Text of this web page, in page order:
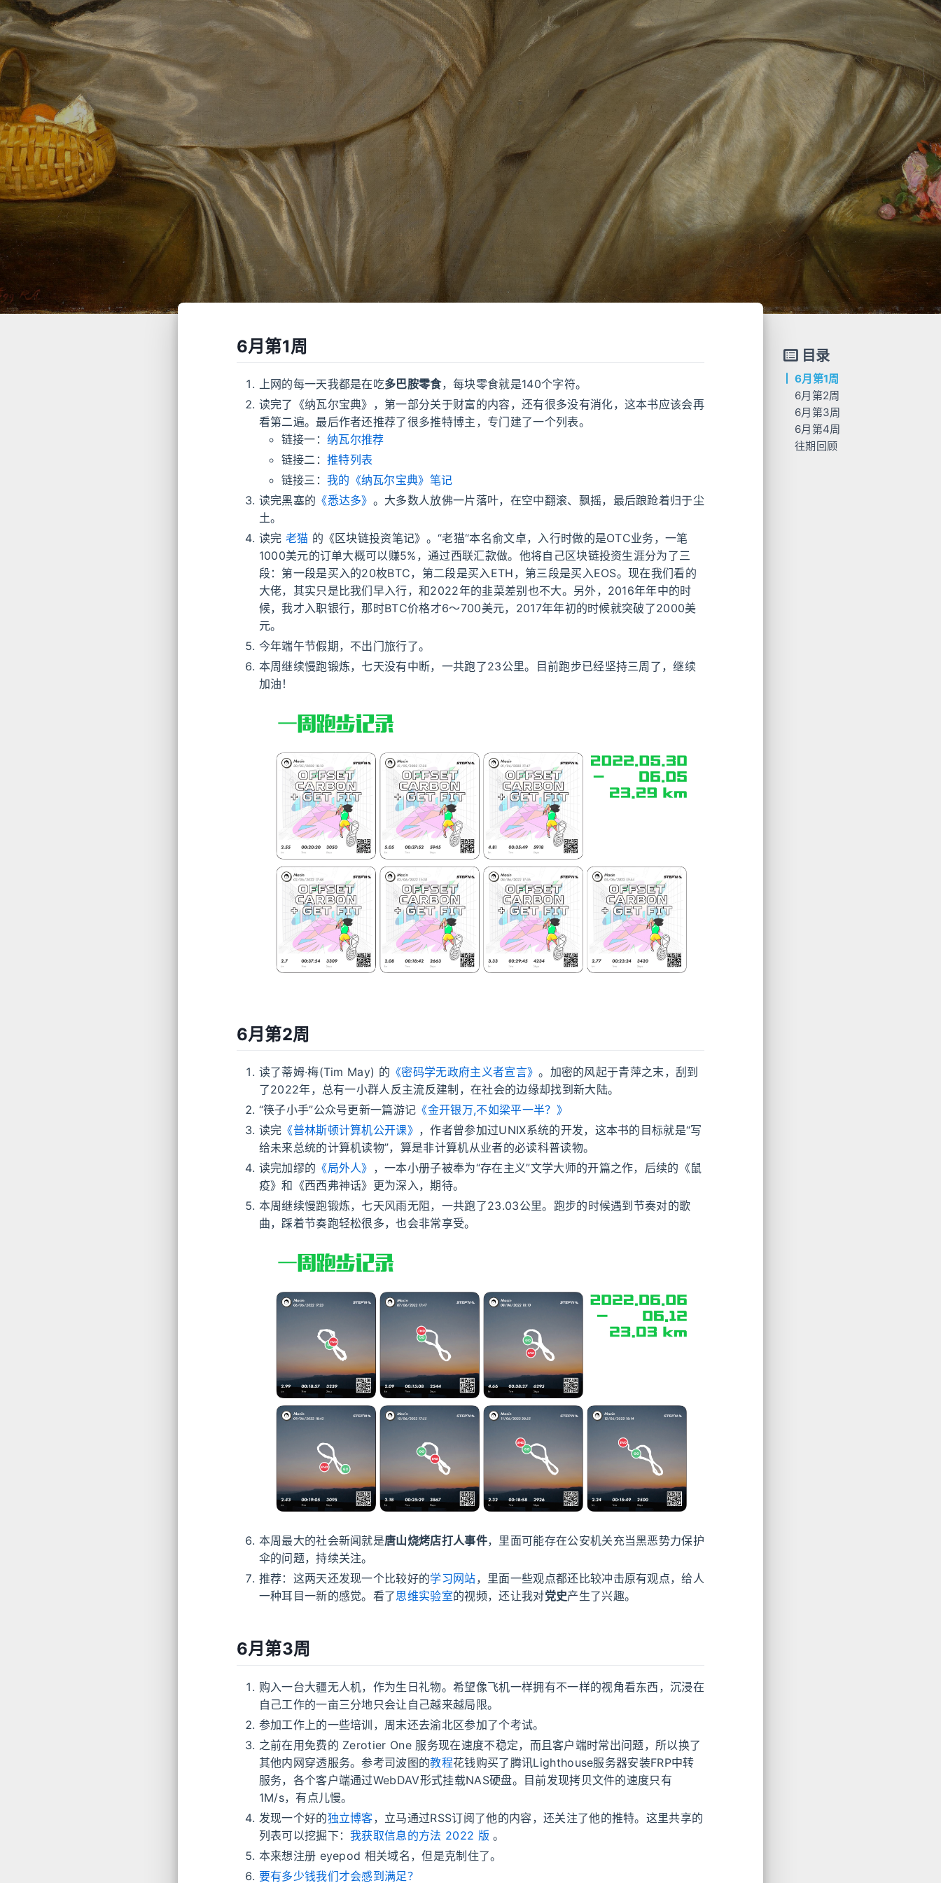
6月第1周
上网的每一天我都是在吃多巴胺零食，每块零食就是140个字符。
读完了《纳瓦尔宝典》，第一部分关于财富的内容，还有很多没有消化，这本书应该会再
看第二遍。最后作者还推荐了很多推特博主，专门建了一个列表。
链接一： 纳瓦尔推荐
链接二： 推特列表
链接三： 我的《纳瓦尔宝典》笔记
读完黑塞的 《悉达多》 。大多数人放佛一片落叶，在空中翻滚、飘摇，最后踉跄着归于尘
土。
读完 老猫 的《区块链投资笔记》。“老猫“本名俞文卓，入行时做的是OTC业务，一笔
1000美元的订单大概可以赚5%，通过西联汇款做。他将自己区块链投资生涯分为了三
段：第一段是买入的20枚BTC，第二段是买入ETH，第三段是买入EOS。现在我们看的
大佬，其实只是比我们早入行，和2022年的韭菜差别也不大。另外，2016年年中的时
候，我才入职银行，那时BTC价格才6～700美元，2017年年初的时候就突破了2000美
元。
今年端午节假期，不出门旅行了。
本周继续慢跑锻炼，七天没有中断，一共跑了23公里。目前跑步已经坚持三周了，继续
加油！
6月第2周
读了蒂姆·梅(Tim May) 的 《密码学无政府主义者宣言》。加密的风起于青萍之末，刮到
了2022年，总有一小群人反主流反建制，在社会的边缘却找到新大陆。
“筷子小手”公众号更新一篇游记 《金开银万,不如梁平一半？》
读完 《普林斯顿计算机公开课》 ，作者曾参加过UNIX系统的开发，这本书的目标就是“写
给未来总统的计算机读物”，算是非计算机从业者的必读科普读物。
读完加缪的 《局外人》 ，一本小册子被奉为“存在主义”文学大师的开篇之作，后续的《鼠
疫》和《西西弗神话》更为深入，期待。
本周继续慢跑锻炼，七天风雨无阻，一共跑了23.03公里。跑步的时候遇到节奏对的歌
曲，踩着节奏跑轻松很多，也会非常享受。
本周最大的社会新闻就是唐山烧烤店打人事件，里面可能存在公安机关充当黑恶势力保护
伞的问题，持续关注。
推荐：这两天还发现一个比较好的学习网站，里面一些观点都还比较冲击原有观点，给人
一种耳目一新的感觉。看了思维实验室的视频，还让我对党史产生了兴趣。
6月第3周
购入一台大疆无人机，作为生日礼物。希望像飞机一样拥有不一样的视角看东西，沉浸在
自己工作的一亩三分地只会让自己越来越局限。
参加工作上的一些培训，周末还去渝北区参加了个考试。
之前在用免费的 Zerotier One 服务现在速度不稳定，而且客户端时常出问题，所以换了
其他内网穿透服务。参考司波图的教程花钱购买了腾讯Lighthouse服务器安装FRP中转
服务，各个客户端通过WebDAV形式挂载NAS硬盘。目前发现拷贝文件的速度只有
1M/s，有点儿慢。
发现一个好的独立博客，立马通过RSS订阅了他的内容，还关注了他的推特。这里共享的
列表可以挖掘下：我获取信息的方法 2022 版。
本来想注册 eyepod 相关域名，但是克制住了。
要有多少钱我们才会感到满足？
目录
6月第1周
6月第2周
6月第3周
6月第4周
往期回顾